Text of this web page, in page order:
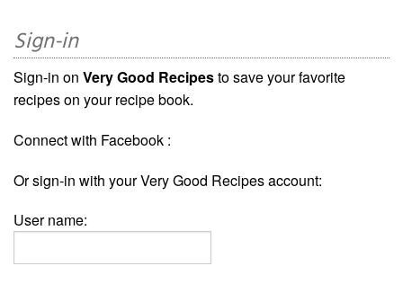
Sign-in
Sign-in on Very Good Recipesto save your favorite
recipes on your recipe book.
Connect with Facebook :
Or sign-in with your Very Good Recipes account:
User name: